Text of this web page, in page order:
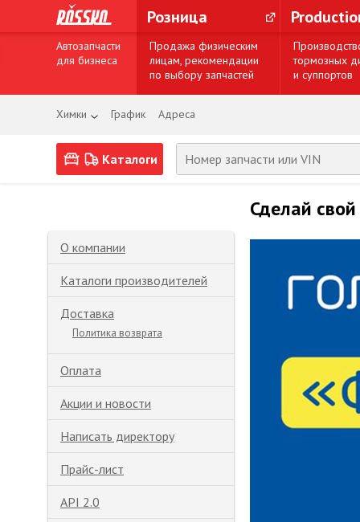
Розница
Автозапчасти
для бизнеса
Продажа физическим
лицам, рекомендации
по выбору запчастей
тормозных
и суппортов
Химки График Адреса
Каталоги
О компании
Каталоги производителей
Доставка
Политика возврата
Оплата
Акции и новости
Написать директору
Прайс-лист
API 2.0
Сделай